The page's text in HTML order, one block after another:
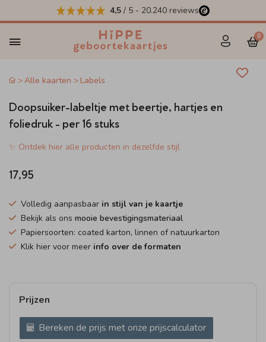
4,5 / 5 - 20.240 reviews
0
Alle kaarten Labels
Doopsuiker-labeltje met beertje, hartjes en
foliedruk - per 16 stuks
✨ Ontdek hier alle producten in dezelfde stijl
17,95
Volledig aanpasbaar in stijl van je kaartje
Bekijk als ons mooie bevestigingsmateriaal
Papiersoorten: coated karton, linnen of natuurkarton
Klik hier voor meer info over de formaten
Prijzen
Bereken de prijs met onze prijscalculator